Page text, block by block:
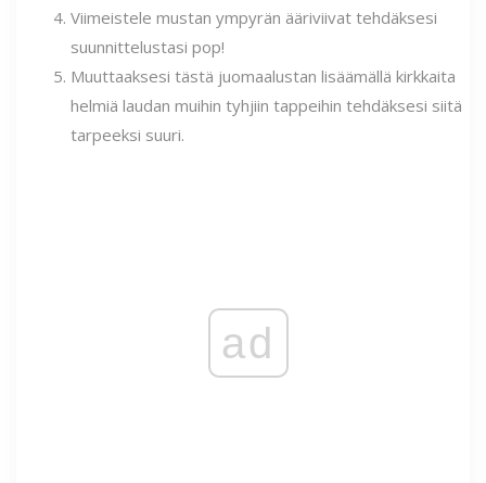
Viimeistele mustan ympyrän ääriviivat tehdäksesi
suunnittelustasi pop!
Muuttaaksesi tästä juomaalustan lisäämällä kirkkaita
helmiä laudan muihin tyhjiin tappeihin tehdäksesi siitä
tarpeeksi suuri.
ad